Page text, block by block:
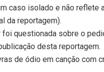
caso isolado e não reflete
da reportagem).
questionada sobre o
desta reportagem.
de ódio em canção com